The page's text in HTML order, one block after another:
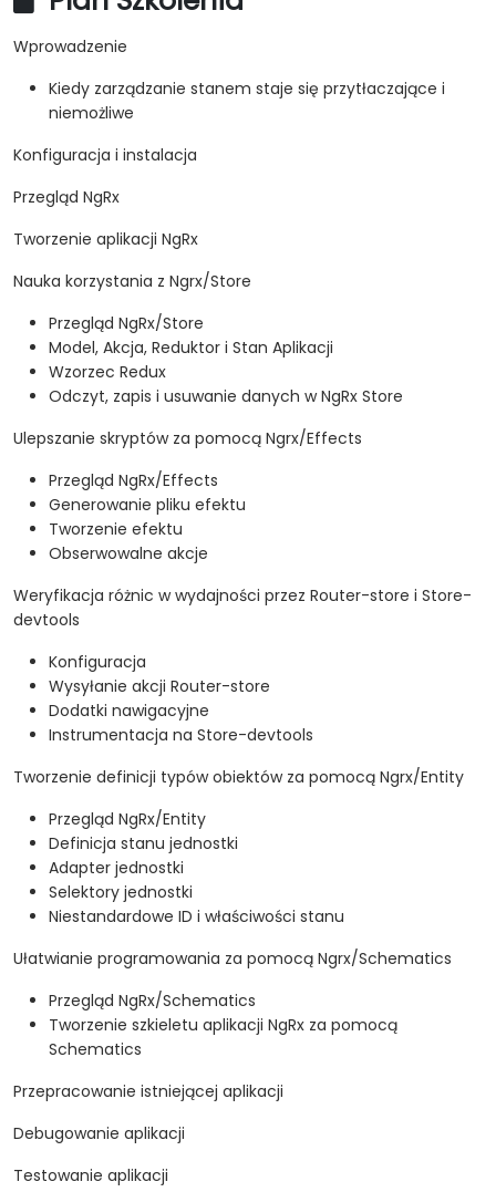
Wprowadzenie
Kiedy zarządzanie stanem staje się przytłaczające i
niemożliwe
Konfiguracja i instalacja
Przegląd NgRx
Tworzenie aplikacji NgRx
Nauka korzystania z Ngrx/Store
Przegląd NgRx/Store
Model, Akcja, Reduktor i Stan Aplikacji
Wzorzec Redux
Odczyt, zapis i usuwanie danych w NgRx Store
Ulepszanie skryptów za pomocą Ngrx/Effects
Przegląd NgRx/Effects
Generowanie pliku efektu
Tworzenie efektu
Obserwowalne akcje
Weryfikacja różnic w wydajności przez Router-store i Store-
devtools
Konfiguracja
Wysyłanie akcji Router-store
Dodatki nawigacyjne
Instrumentacja na Store-devtools
Tworzenie definicji typów obiektów za pomocą Ngrx/Entity
Przegląd NgRx/Entity
Definicja stanu jednostki
Adapter jednostki
Selektory jednostki
Niestandardowe ID i właściwości stanu
Ułatwianie programowania za pomocą Ngrx/Schematics
Przegląd NgRx/Schematics
Tworzenie szkieletu aplikacji NgRx za pomocą
Schematics
Przepracowanie istniejącej aplikacji
Debugowanie aplikacji
Testowanie aplikacji